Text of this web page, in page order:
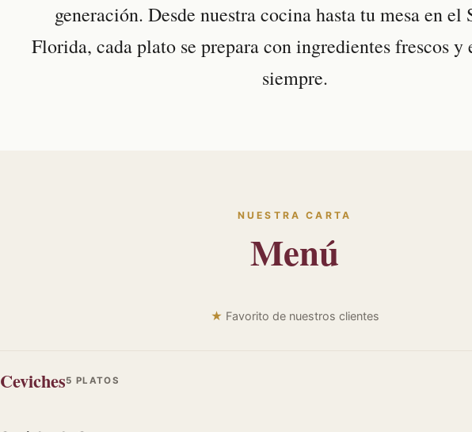
generación. Desde nuestra cocina hasta tu mesa en el
Florida, cada plato se prepara con ingredientes frescos y
siempre.
NUESTRA CARTA
Menú
★ Favorito de nuestros clientes
Ceviches5 PLATOS